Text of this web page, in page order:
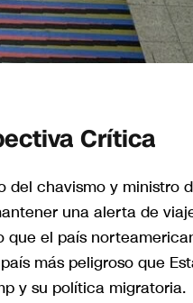
Crítica
del chavismo y ministro
una alerta de
que el país
más peligroso que
y su política migratoria.